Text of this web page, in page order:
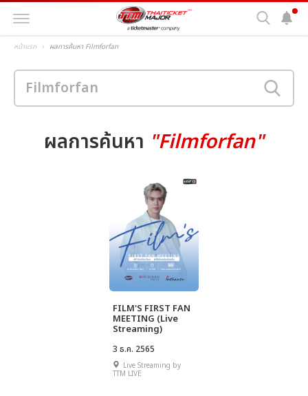
หน้าแรก ผลการค้นหา Filmforfan
ผลการค้นหา "Filmforfan"
FILM'S FIRST FAN
MEETING (Live
Streaming)
3 ธ.ค. 2565
Live Streaming by
TTM LIVE